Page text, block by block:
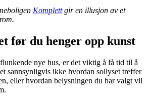
Komplettgir en illusjon av et
før du henger opp kunst
nye hus, er det viktig å få tid til å
sannsynligvis ikke hvordan sollyset treffer
eller hvordan belysningen du har valgt vil